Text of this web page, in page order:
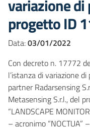
variazione
progetto ID
Data:03/01/2022
Con decreto n. 17772
l’istanza di variazione
partner Radarsensing
Metasensing S.r.l., del
“LANDSCAPE
– acronimo “NOCTUA”